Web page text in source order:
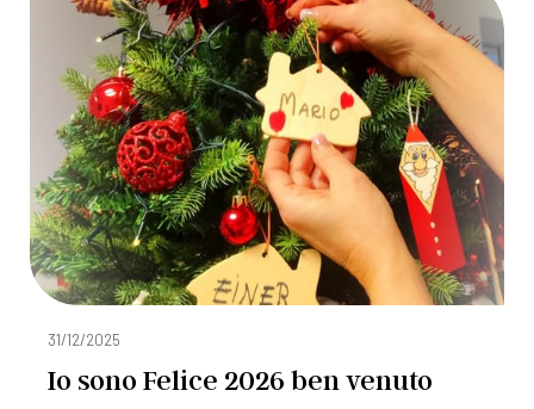
31/12/2025
Io sono Felice 2026 ben venuto